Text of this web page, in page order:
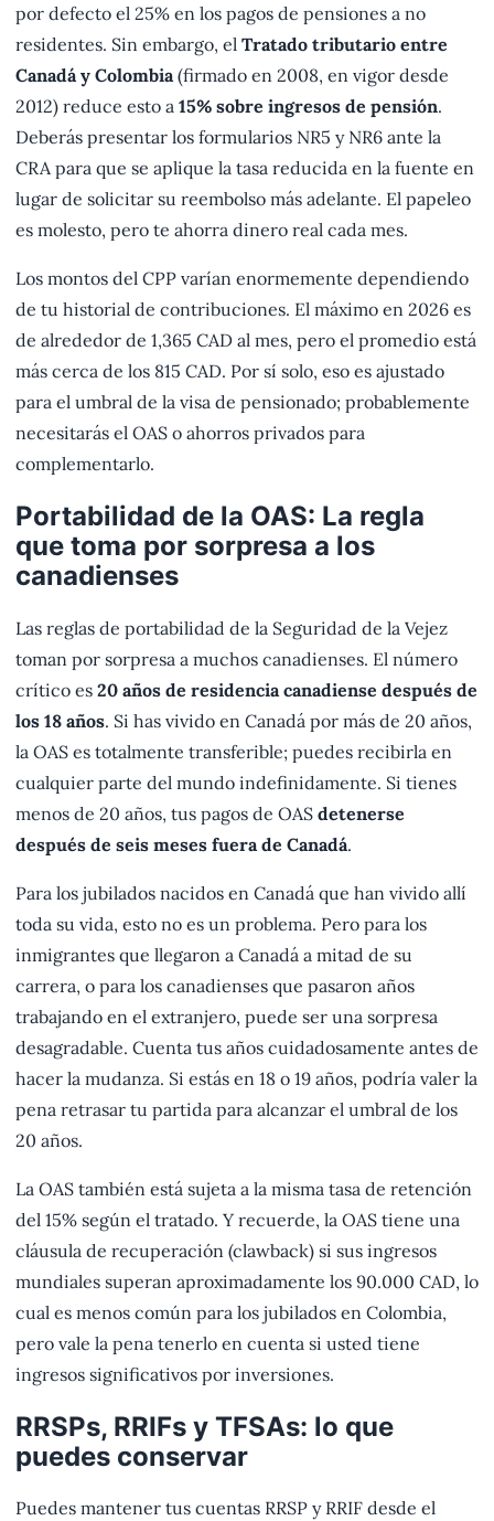
por defecto el 25% en los pagos de pensiones a no
residentes. Sin embargo, el Tratado tributario entre
Canadá y Colombia (firmado en 2008, en vigor desde
2012) reduce esto a 15% sobre ingresos de pensión.
Deberás presentar los formularios NR5 y NR6 ante la
CRA para que se aplique la tasa reducida en la fuente en
lugar de solicitar su reembolso más adelante. El papeleo
es molesto, pero te ahorra dinero real cada mes.
Los montos del CPP varían enormemente dependiendo
de tu historial de contribuciones. El máximo en 2026 es
de alrededor de 1,365 CAD al mes, pero el promedio está
más cerca de los 815 CAD. Por sí solo, eso es ajustado
para el umbral de la visa de pensionado; probablemente
necesitarás el OAS o ahorros privados para
complementarlo.
Portabilidad de la OAS: La regla
que toma por sorpresa a los
canadienses
Las reglas de portabilidad de la Seguridad de la Vejez
toman por sorpresa a muchos canadienses. El número
crítico es 20 años de residencia canadiense después de
los 18 años. Si has vivido en Canadá por más de 20 años,
la OAS es totalmente transferible; puedes recibirla en
cualquier parte del mundo indefinidamente. Si tienes
menos de 20 años, tus pagos de OAS detenerse
después de seis meses fuera de Canadá.
Para los jubilados nacidos en Canadá que han vivido allí
toda su vida, esto no es un problema. Pero para los
inmigrantes que llegaron a Canadá a mitad de su
carrera, o para los canadienses que pasaron años
trabajando en el extranjero, puede ser una sorpresa
desagradable. Cuenta tus años cuidadosamente antes de
hacer la mudanza. Si estás en 18 o 19 años, podría valer la
pena retrasar tu partida para alcanzar el umbral de los
20 años.
La OAS también está sujeta a la misma tasa de retención
del 15% según el tratado. Y recuerde, la OAS tiene una
cláusula de recuperación (clawback) si sus ingresos
mundiales superan aproximadamente los 90.000 CAD, lo
cual es menos común para los jubilados en Colombia,
pero vale la pena tenerlo en cuenta si usted tiene
ingresos significativos por inversiones.
RRSPs, RRIFs y TFSAs: lo que
puedes conservar
Puedes mantener tus cuentas RRSP y RRIF desde el